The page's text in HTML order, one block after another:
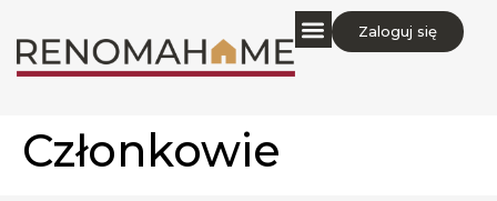
Zaloguj się
Członkowie